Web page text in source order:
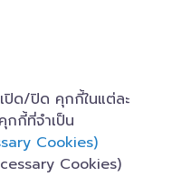
ปิด/ปิด คุกกี้ในแต่ละ
กกี้ที่จำเป็น
Cookies)
Cookies)